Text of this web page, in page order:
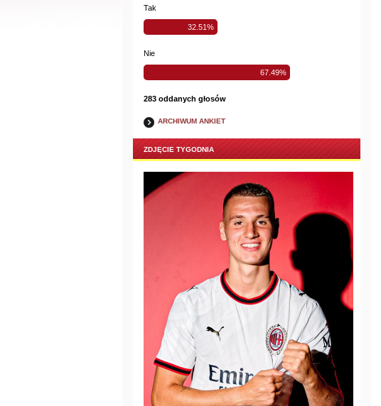
Tak
32.51%
Nie
67.49%
283 oddanych głosów
ARCHIWUM ANKIET
ZDJĘCIE TYGODNIA